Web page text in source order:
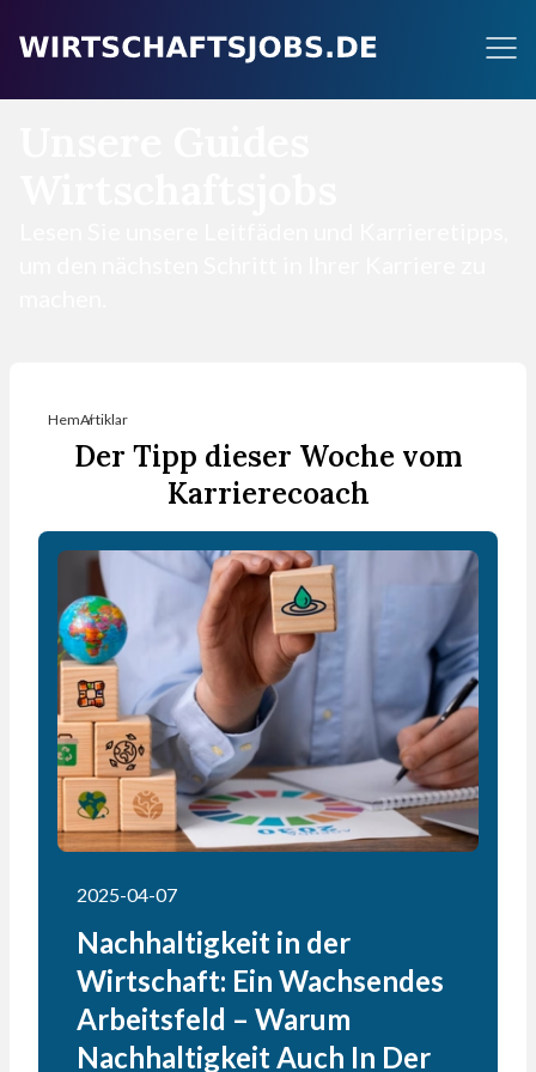
HemArtiklar
Der Tipp dieser Woche vom
Karrierecoach
2025-04-07
Nachhaltigkeit in der
Wirtschaft: Ein Wachsendes
Arbeitsfeld – Warum
Nachhaltigkeit Auch In Der